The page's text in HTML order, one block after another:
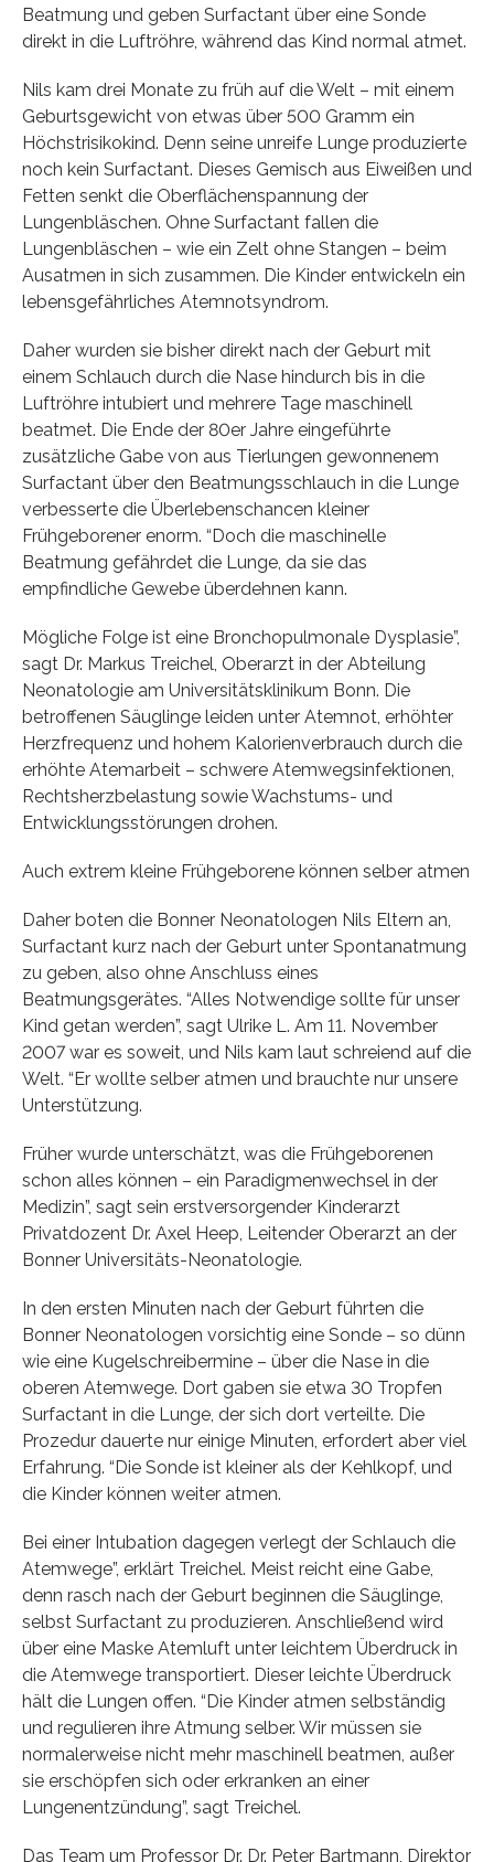
Beatmung und geben Surfactant über eine Sonde
direkt in die Luftröhre, während das Kind normal atmet.
Nils kam drei Monate zu früh auf die Welt – mit einem
Geburtsgewicht von etwas über 500 Gramm ein
Höchstrisikokind. Denn seine unreife Lunge produzierte
noch kein Surfactant. Dieses Gemisch aus Eiweißen und
Fetten senkt die Oberflächenspannung der
Lungenbläschen. Ohne Surfactant fallen die
Lungenbläschen – wie ein Zelt ohne Stangen – beim
Ausatmen in sich zusammen. Die Kinder entwickeln ein
lebensgefährliches Atemnotsyndrom.
Daher wurden sie bisher direkt nach der Geburt mit
einem Schlauch durch die Nase hindurch bis in die
Luftröhre intubiert und mehrere Tage maschinell
beatmet. Die Ende der 80er Jahre eingeführte
zusätzliche Gabe von aus Tierlungen gewonnenem
Surfactant über den Beatmungsschlauch in die Lunge
verbesserte die Überlebenschancen kleiner
Frühgeborener enorm. “Doch die maschinelle
Beatmung gefährdet die Lunge, da sie das
empfindliche Gewebe überdehnen kann.
Mögliche Folge ist eine Bronchopulmonale Dysplasie”,
sagt Dr. Markus Treichel, Oberarzt in der Abteilung
Neonatologie am Universitätsklinikum Bonn. Die
betroffenen Säuglinge leiden unter Atemnot, erhöhter
Herzfrequenz und hohem Kalorienverbrauch durch die
erhöhte Atemarbeit – schwere Atemwegsinfektionen,
Rechtsherzbelastung sowie Wachstums- und
Entwicklungsstörungen drohen.
Auch extrem kleine Frühgeborene können selber atmen
Daher boten die Bonner Neonatologen Nils Eltern an,
Surfactant kurz nach der Geburt unter Spontanatmung
zu geben, also ohne Anschluss eines
Beatmungsgerätes. “Alles Notwendige sollte für unser
Kind getan werden”, sagt Ulrike L. Am 11. November
2007 war es soweit, und Nils kam laut schreiend auf die
Welt. “Er wollte selber atmen und brauchte nur unsere
Unterstützung.
Früher wurde unterschätzt, was die Frühgeborenen
schon alles können – ein Paradigmenwechsel in der
Medizin”, sagt sein erstversorgender Kinderarzt
Privatdozent Dr. Axel Heep, Leitender Oberarzt an der
Bonner Universitäts-Neonatologie.
In den ersten Minuten nach der Geburt führten die
Bonner Neonatologen vorsichtig eine Sonde – so dünn
wie eine Kugelschreibermine – über die Nase in die
oberen Atemwege. Dort gaben sie etwa 30 Tropfen
Surfactant in die Lunge, der sich dort verteilte. Die
Prozedur dauerte nur einige Minuten, erfordert aber viel
Erfahrung. “Die Sonde ist kleiner als der Kehlkopf, und
die Kinder können weiter atmen.
Bei einer Intubation dagegen verlegt der Schlauch die
Atemwege”, erklärt Treichel. Meist reicht eine Gabe,
denn rasch nach der Geburt beginnen die Säuglinge,
selbst Surfactant zu produzieren. Anschließend wird
über eine Maske Atemluft unter leichtem Überdruck in
die Atemwege transportiert. Dieser leichte Überdruck
hält die Lungen offen. “Die Kinder atmen selbständig
und regulieren ihre Atmung selber. Wir müssen sie
normalerweise nicht mehr maschinell beatmen, außer
sie erschöpfen sich oder erkranken an einer
Lungenentzündung”, sagt Treichel.
Das Team um Professor Dr. Dr. Peter Bartmann, Direktor